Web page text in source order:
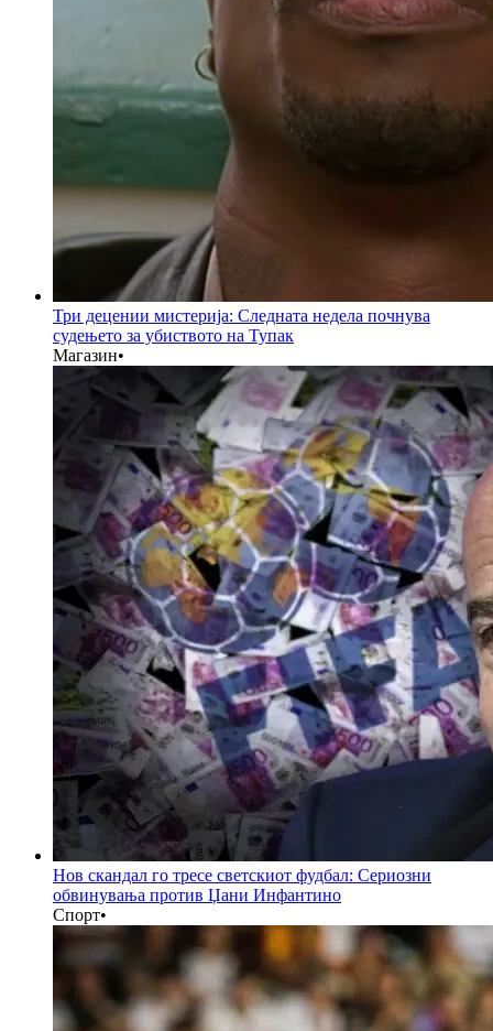
Три децении мистерија: Следната недела почнува
судењето за убиството на Тупак
Магазин•
Нов скандал го тресе светскиот фудбал: Сериозни
обвинувања против Џани Инфантино
Спорт•